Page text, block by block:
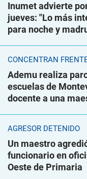
Inumet advierte
jueves: "Lo más
para noche y
CONCENTRAN
Ademu realiza
escuelas de
docente a una
AGRESOR DETENIDO
Un maestro
funcionario en
Oeste de Primaria